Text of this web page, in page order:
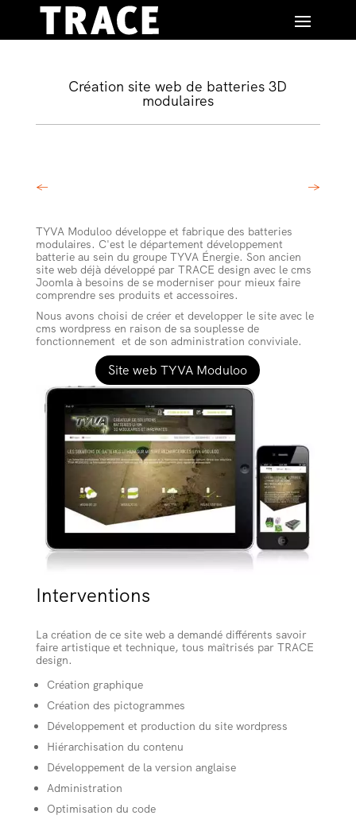
Création site web de batteries 3D
modulaires
← →
TYVA Moduloo développe et fabrique des batteries
modulaires. C'est le département développement
batterie au sein du groupe TYVA Énergie. Son ancien
site web déjà développé par TRACE design avec le cms
Joomla à besoins de se moderniser pour mieux faire
comprendre ses produits et accessoires.
Nous avons choisi de créer et developper le site avec le
cms wordpress en raison de sa souplesse de
fonctionnement et de son administration conviviale.
Site web TYVA Moduloo
Interventions
La création de ce site web a demandé différents savoir
faire artistique et technique, tous maîtrisés par TRACE
design.
Création graphique
Création des pictogrammes
Développement et production du site wordpress
Hiérarchisation du contenu
Développement de la version anglaise
Administration
Optimisation du code